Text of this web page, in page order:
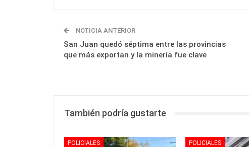
NOTICIA ANTERIOR
San Juan quedó séptima entre las provincias
que más exportan y la minería fue clave
También podría gustarte
POLICIALES POLICIALES